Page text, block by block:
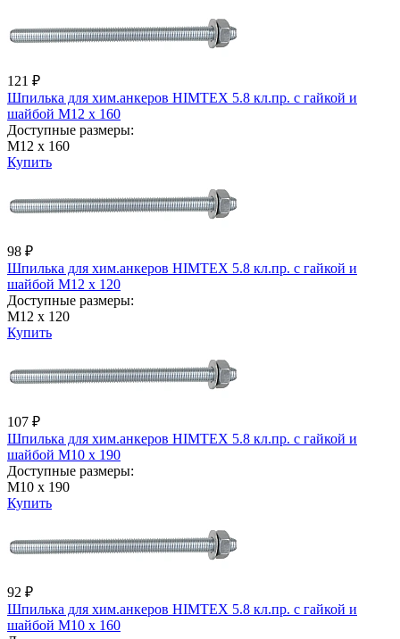
121 ₽
Шпилька для хим.анкеров HIMTEX 5.8 кл.пр. с гайкой и
шайбой М12 х 160
Доступные размеры:
М12 х 160
Купить
98 ₽
Шпилька для хим.анкеров HIMTEX 5.8 кл.пр. с гайкой и
шайбой М12 х 120
Доступные размеры:
М12 х 120
Купить
107 ₽
Шпилька для хим.анкеров HIMTEX 5.8 кл.пр. с гайкой и
шайбой М10 х 190
Доступные размеры:
М10 х 190
Купить
92 ₽
Шпилька для хим.анкеров HIMTEX 5.8 кл.пр. с гайкой и
шайбой М10 х 160